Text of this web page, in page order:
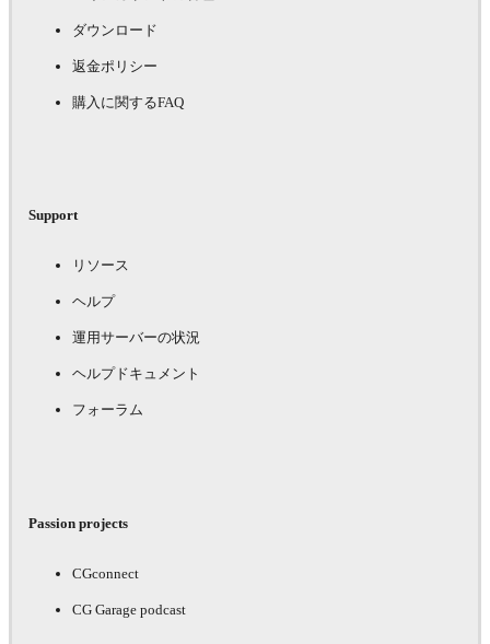
ダウンロード
返金ポリシー
購入に関するFAQ
Support
リソース
ヘルプ
運用サーバーの状況
ヘルプドキュメント
フォーラム
Passion projects
CGconnect
CG Garage podcast